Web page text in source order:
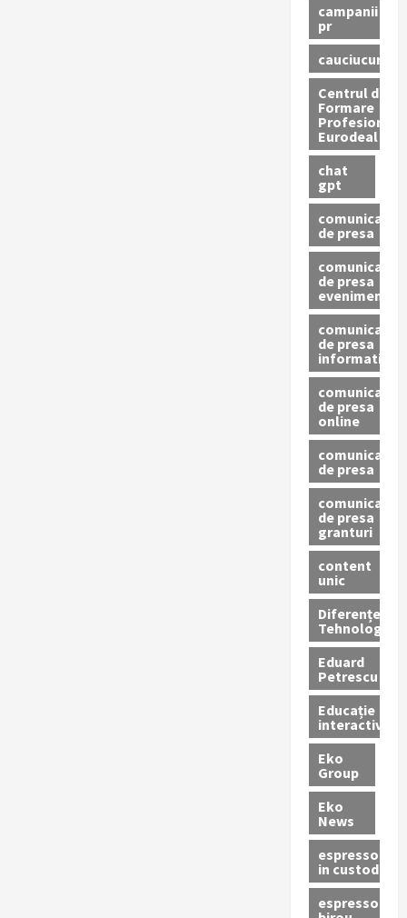
campanii
pr
cauciucuri
Centrul de
Formare
Profesionala
Eurodeal
chat
gpt
comunicat
de presa
comunicat
de presa
eveniment
comunicat
de presa
informativ
comunicat
de presa
online
comunicate
de presa
comunicate
de presa
granturi
content
unic
Diferențe
Tehnologice
Eduard
Petrescu
Educație
interactivă
Eko
Group
Eko
News
espressoare
in custodie
espressor